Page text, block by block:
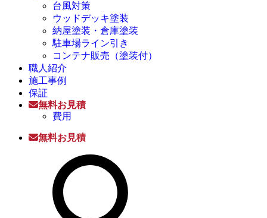
台風対策
ウッドデッキ塗装
納屋塗装・倉庫塗装
駐車場ライン引き
コンテナ販売（塗装付）
職人紹介
施工事例
保証
無料お見積
費用
無料お見積